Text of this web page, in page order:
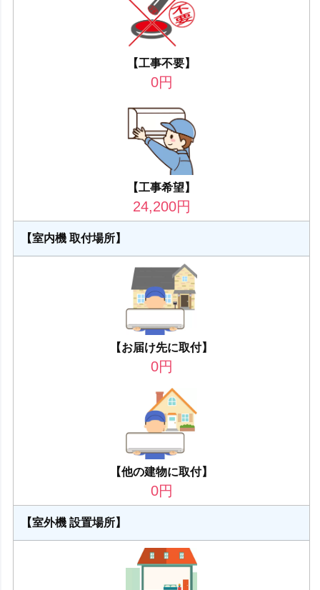
【工事不要】
0円
【工事希望】
24,200円
【室内機 取付場所】
【お届け先に取付】
0円
【他の建物に取付】
0円
【室外機 設置場所】